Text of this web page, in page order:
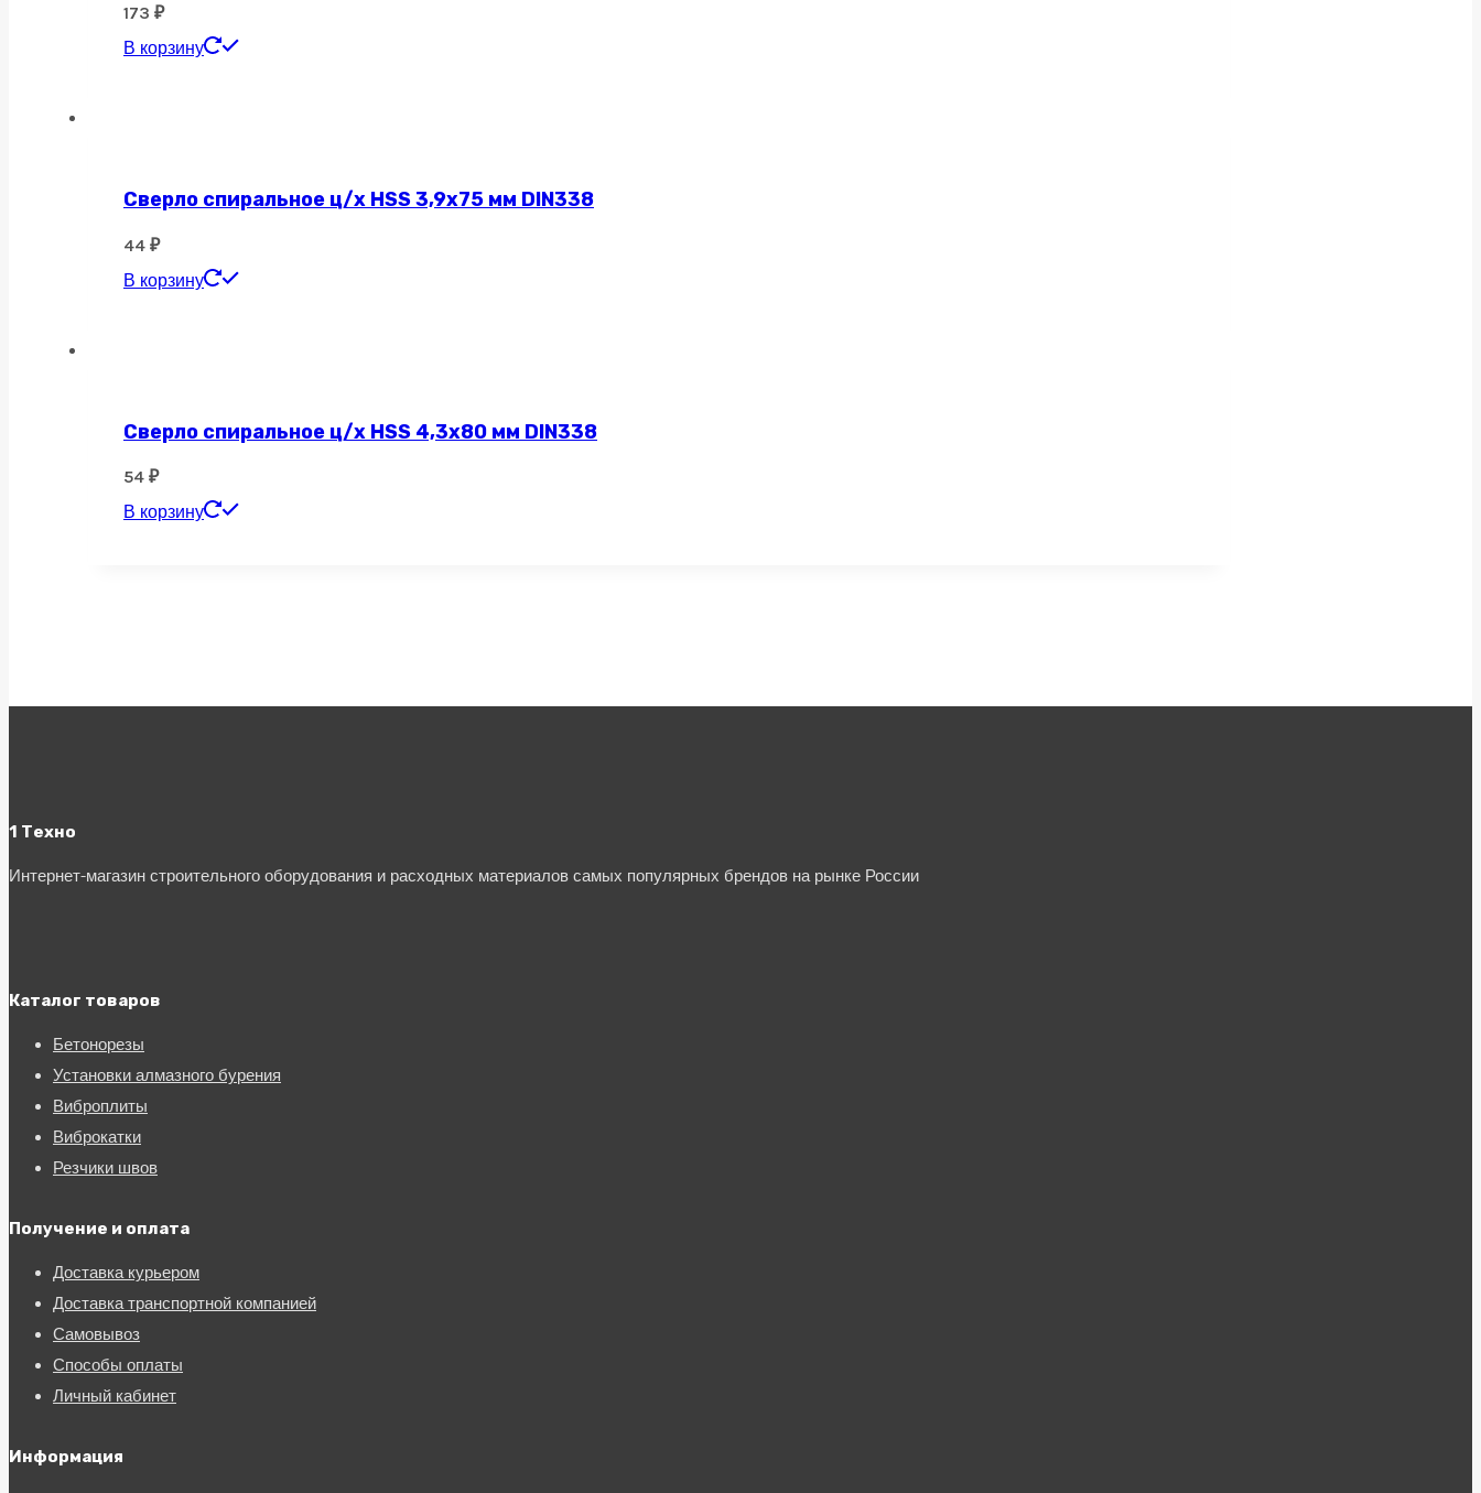
173 ₽
В корзину
Сверло спиральное ц/х HSS 3,9х75 мм DIN338
44 ₽
В корзину
Сверло спиральное ц/х HSS 4,3х80 мм DIN338
54 ₽
В корзину
1 Техно
Интернет-магазин строительного оборудования и расходных материалов самых популярных брендов на рынке России
Каталог товаров
Бетонорезы
Установки алмазного бурения
Виброплиты
Виброкатки
Резчики швов
Получение и оплата
Доставка курьером
Доставка транспортной компанией
Самовывоз
Способы оплаты
Личный кабинет
Информация